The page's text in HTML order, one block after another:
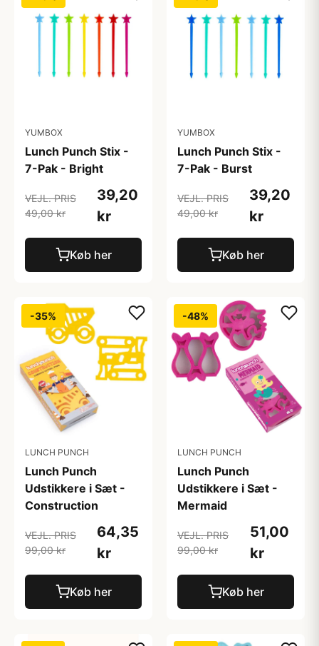
YUMBOX
Lunch Punch Stix -
7-Pak - Bright
VEJL. PRIS
49,00 kr
39,20
kr
Køb her
YUMBOX
Lunch Punch Stix -
7-Pak - Burst
VEJL. PRIS
49,00 kr
39,20
kr
Køb her
-35%
LUNCH PUNCH
Lunch Punch
Udstikkere i Sæt -
Construction
VEJL. PRIS
99,00 kr
64,35
kr
Køb her
-48%
LUNCH PUNCH
Lunch Punch
Udstikkere i Sæt -
Mermaid
VEJL. PRIS
99,00 kr
51,00
kr
Køb her